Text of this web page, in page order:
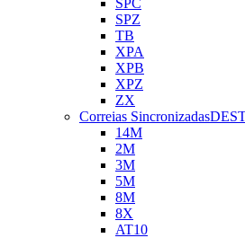
SPC
SPZ
TB
XPA
XPB
XPZ
ZX
Correias Sincronizadas
14M
2M
3M
5M
8M
8X
AT10